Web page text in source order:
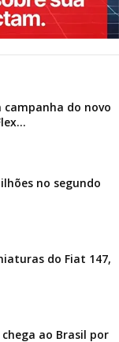
campanha do novo
no segundo
do Fiat 147,
chega ao Brasil por